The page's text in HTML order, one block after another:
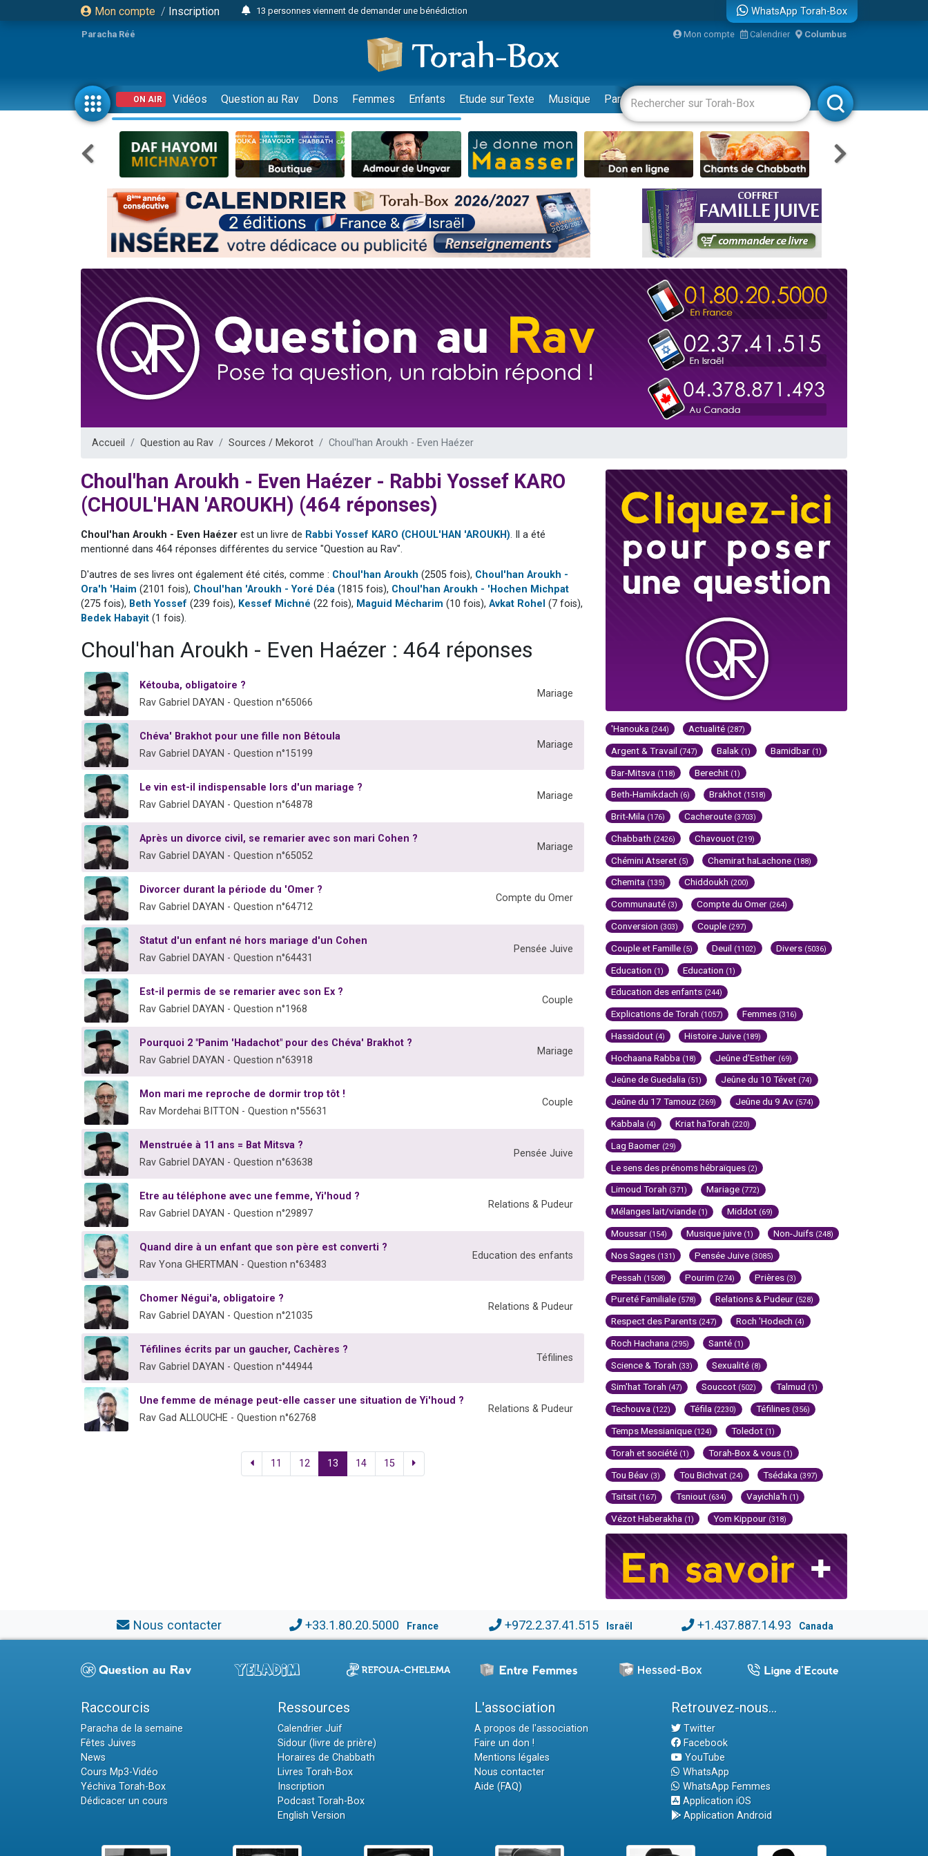
Mon compte / Inscription
13 personnes viennent de demander une bénédiction
12 nouvelles musiques dans Torah-Box Music
30 personnes viennent de faire un don pour Sauvez la jambe de Yohan
3 personnes viennent de nous rejoindre sur WhatsApp
2 personnes viennent de nous rejoindre sur WhatsApp
3 personnes viennent de nous rejoindre sur WhatsApp
2 nouvelles musiques dans Torah-Box Music
8 personnes viennent de faire un don pour Tsédaka : pauvres d'Israel
4 personnes viennent de faire un don pour Diane, 80 ans, dans un appartement insalubre
Nouvelle émission radio : Visions de grandeur n°104 : Le Chabbath et le Birkat Hamazone à travers le temps
61 personnes viennent de demander une bénédiction
Il reste 49 places pour étudier en groupe sur Zoom
Ariel vient de donner son Maasser
Nathaniel vient de donner son Maasser
6 personnes viennent de faire un don pour 5 enfants déjà orphelins risquent de perdre leur maman
2 personnes viennent de faire un don pour Reloger Rivka, 6 enfants, victime de violences...
10 personnes viennent de demander une bénédiction
Il reste 49 places pour étudier en groupe sur Zoom
WhatsApp Torah-Box
Paracha Réé Mon compte Calendrier Columbus
ON AIR Vidéos Question au Rav Dons Femmes Enfants Etude sur Texte Musique Paracha Divertissements Livres Rabbanim
Accueil Question au Rav Sources / Mekorot Choul'han Aroukh - Even Haézer
Choul'han Aroukh - Even Haézer - Rabbi Yossef KARO
(CHOUL'HAN 'AROUKH) (464 réponses)
Choul'han Aroukh - Even Haézer est un livre de Rabbi Yossef KARO (CHOUL'HAN 'AROUKH). Il a été
mentionné dans 464 réponses différentes du service "Question au Rav".
D'autres de ses livres ont également été cités, comme : Choul'han Aroukh (2505 fois), Choul'han Aroukh -
Ora'h 'Haim (2101 fois), Choul'han 'Aroukh - Yoré Déa (1815 fois), Choul'han Aroukh - 'Hochen Michpat
(275 fois), Beth Yossef (239 fois), Kessef Michné (22 fois), Maguid Mécharim (10 fois), Avkat Rohel (7 fois),
Bedek Habayit (1 fois).
Choul'han Aroukh - Even Haézer : 464 réponses
Kétouba, obligatoire ?
Rav Gabriel DAYAN - Question n°65066
Mariage
Chéva' Brakhot pour une fille non Bétoula
Rav Gabriel DAYAN - Question n°15199
Mariage
Le vin est-il indispensable lors d'un mariage ?
Rav Gabriel DAYAN - Question n°64878
Mariage
Après un divorce civil, se remarier avec son mari Cohen ?
Rav Gabriel DAYAN - Question n°65052
Mariage
Divorcer durant la période du 'Omer ?
Rav Gabriel DAYAN - Question n°64712
Compte du Omer
Statut d'un enfant né hors mariage d'un Cohen
Rav Gabriel DAYAN - Question n°64431
Pensée Juive
Est-il permis de se remarier avec son Ex ?
Rav Gabriel DAYAN - Question n°1968
Couple
Pourquoi 2 "Panim 'Hadachot" pour des Chéva' Brakhot ?
Rav Gabriel DAYAN - Question n°63918
Mariage
Mon mari me reproche de dormir trop tôt !
Rav Mordehai BITTON - Question n°55631
Couple
Menstruée à 11 ans = Bat Mitsva ?
Rav Gabriel DAYAN - Question n°63638
Pensée Juive
Etre au téléphone avec une femme, Yi'houd ?
Rav Gabriel DAYAN - Question n°29897
Relations & Pudeur
Quand dire à un enfant que son père est converti ?
Rav Yona GHERTMAN - Question n°63483
Education des enfants
Chomer Négui'a, obligatoire ?
Rav Gabriel DAYAN - Question n°21035
Relations & Pudeur
Téfilines écrits par un gaucher, Cachères ?
Rav Gabriel DAYAN - Question n°44944
Téfilines
Une femme de ménage peut-elle casser une situation de Yi'houd ?
Rav Gad ALLOUCHE - Question n°62768
Relations & Pudeur
11 12 13 14 15
'Hanouka (244) Actualité (287)
Argent & Travail (747) Balak (1) Bamidbar (1)
Bar-Mitsva (118) Berechit (1)
Beth-Hamikdach (6) Brakhot (1518)
Brit-Mila (176) Cacheroute (3703)
Chabbath (2426) Chavouot (219)
Chémini Atseret (5) Chemirat haLachone (188)
Chemita (135) Chiddoukh (200)
Communauté (3) Compte du Omer (264)
Conversion (303) Couple (297)
Couple et Famille (5) Deuil (1102) Divers (5036)
Education (1) Education (1)
Education des enfants (244)
Explications de Torah (1057) Femmes (316)
Hassidout (4) Histoire Juive (189)
Hochaana Rabba (18) Jeûne d'Esther (69)
Jeûne de Guedalia (51) Jeûne du 10 Tévet (74)
Jeûne du 17 Tamouz (269) Jeûne du 9 Av (574)
Kabbala (4) Kriat haTorah (220)
Lag Baomer (29)
Le sens des prénoms hébraïques (2)
Limoud Torah (371) Mariage (772)
Mélanges lait/viande (1) Middot (69)
Moussar (154) Musique juive (1) Non-Juifs (248)
Nos Sages (131) Pensée Juive (3085)
Pessah (1508) Pourim (274) Prières (3)
Pureté Familiale (578) Relations & Pudeur (528)
Respect des Parents (247) Roch 'Hodech (4)
Roch Hachana (295) Santé (1)
Science & Torah (33) Sexualité (8)
Sim'hat Torah (47) Souccot (502) Talmud (1)
Techouva (122) Téfila (2230) Téfilines (356)
Temps Messianique (124) Toledot (1)
Torah et société (1) Torah-Box & vous (1)
Tou Béav (3) Tou Bichvat (24) Tsédaka (397)
Tsitsit (167) Tsniout (634) Vayichla'h (1)
Vézot Haberakha (1) Yom Kippour (318)
Nous contacter +33.1.80.20.5000 France +972.2.37.41.515 Israël +1.437.887.14.93 Canada
Raccourcis
Paracha de la semaine
Fêtes Juives
News
Cours Mp3-Vidéo
Yéchiva Torah-Box
Dédicacer un cours
Ressources
Calendrier Juif
Sidour (livre de prière)
Horaires de Chabbath
Livres Torah-Box
Inscription
Podcast Torah-Box
English Version
L'association
A propos de l'association
Faire un don !
Mentions légales
Nous contacter
Aide (FAQ)
Retrouvez-nous...
Twitter
Facebook
YouTube
WhatsApp
WhatsApp Femmes
Application iOS
Application Android